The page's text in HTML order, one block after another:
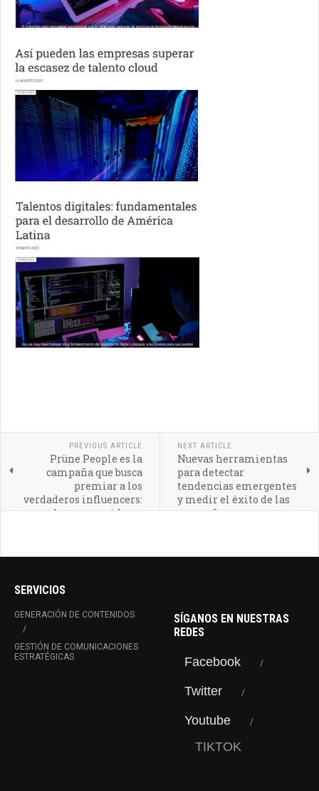
PREVIOUS ARTICLE
Prüne People es la
campaña que busca
premiar a los
verdaderos influencers:
los consumidores
NEXT ARTICLE
Nuevas herramientas
para detectar
tendencias emergentes
y medir el éxito de las
campañas
SERVICIOS
GENERACIÓN DE CONTENIDOS
GESTIÓN DE COMUNICACIONES
ESTRATÉGICAS
SÍGANOS EN NUESTRAS
REDES
Facebook
Twitter
Youtube
TIKTOK